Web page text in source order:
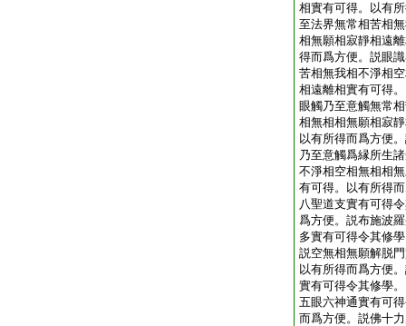
相實有可得。以有
至法界無常相苦相
相無願相寂靜相遠
得而爲方便。説眼
苦相無我相不淨相
相遠離相實有可得
眼觸乃至意觸無常
相無相相無願相寂
以有所得而爲方便
乃至意觸爲縁所生
不淨相空相無相相
有可得。以有所得
八聖道支實有可得
爲方便。説布施波
多實有可得令其修
説空無相無願解脱
以有所得而爲方便
實有可得令其修學
五眼六神通實有可
而爲方便。説佛十